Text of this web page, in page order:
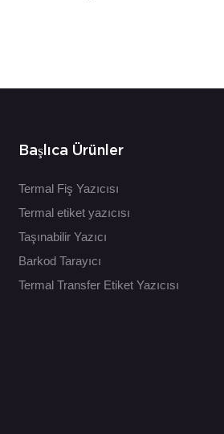
Başlıca Ürünler
Termal Fiş Yazıcısı
Termal etiket yazıcısı
Taşınabilir Yazıcı
Barkod Tarayıcı
Termal Transfer Etiket Yazıcısı